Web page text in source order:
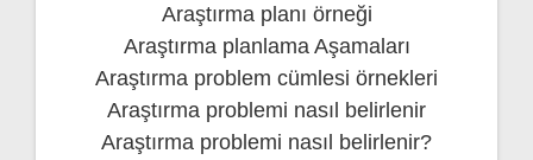
Araştırma planı örneği
Araştırma planlama Aşamaları
Araştırma problem cümlesi örnekleri
Araştırma problemi nasıl belirlenir
Araştırma problemi nasıl belirlenir?